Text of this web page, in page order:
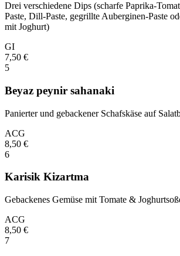
Drei verschiedene Dips (scharfe Paprika-
Paste, Dill-Paste, gegrillte Auberginen-Paste
mit Joghurt)
GI
7,50 €
5
Beyaz peynir sahanaki
Panierter und gebackener Schafskäse auf
ACG
8,50 €
6
Karisik Kizartma
Gebackenes Gemüse mit Tomate &
ACG
8,50 €
7